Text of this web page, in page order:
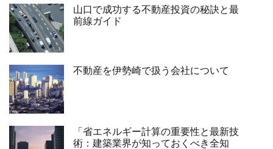
山口で成功する不動産投資の秘訣と最
前線ガイド
不動産を伊勢崎で扱う会社について
「省エネルギー計算の重要性と最新技
術：建築業界が知っておくべき全知